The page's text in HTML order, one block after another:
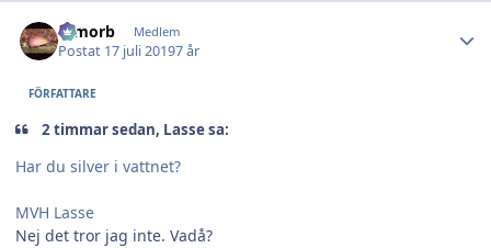
Dimorb Medlem
Postat 17 juli 20197 år
FÖRFATTARE
2 timmar sedan, Lasse sa:
Har du silver i vattnet?
MVH Lasse
Nej det tror jag inte. Vadå?